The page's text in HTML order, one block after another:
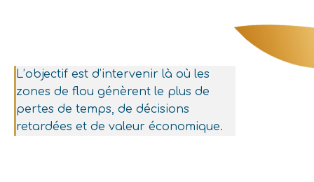
L’objectif est d’intervenir là où les
zones de flou génèrent le plus de
pertes de temps, de décisions
retardées et de valeur économique.